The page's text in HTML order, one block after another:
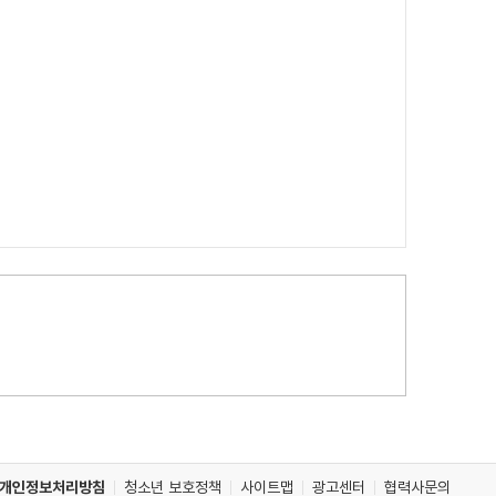
개인정보처리방침 청소년 보호정책 사이트맵 광고센터 협력사문의